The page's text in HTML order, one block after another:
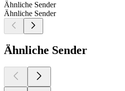
Ähnliche Sender
Ähnliche Sender
Ähnliche Sender